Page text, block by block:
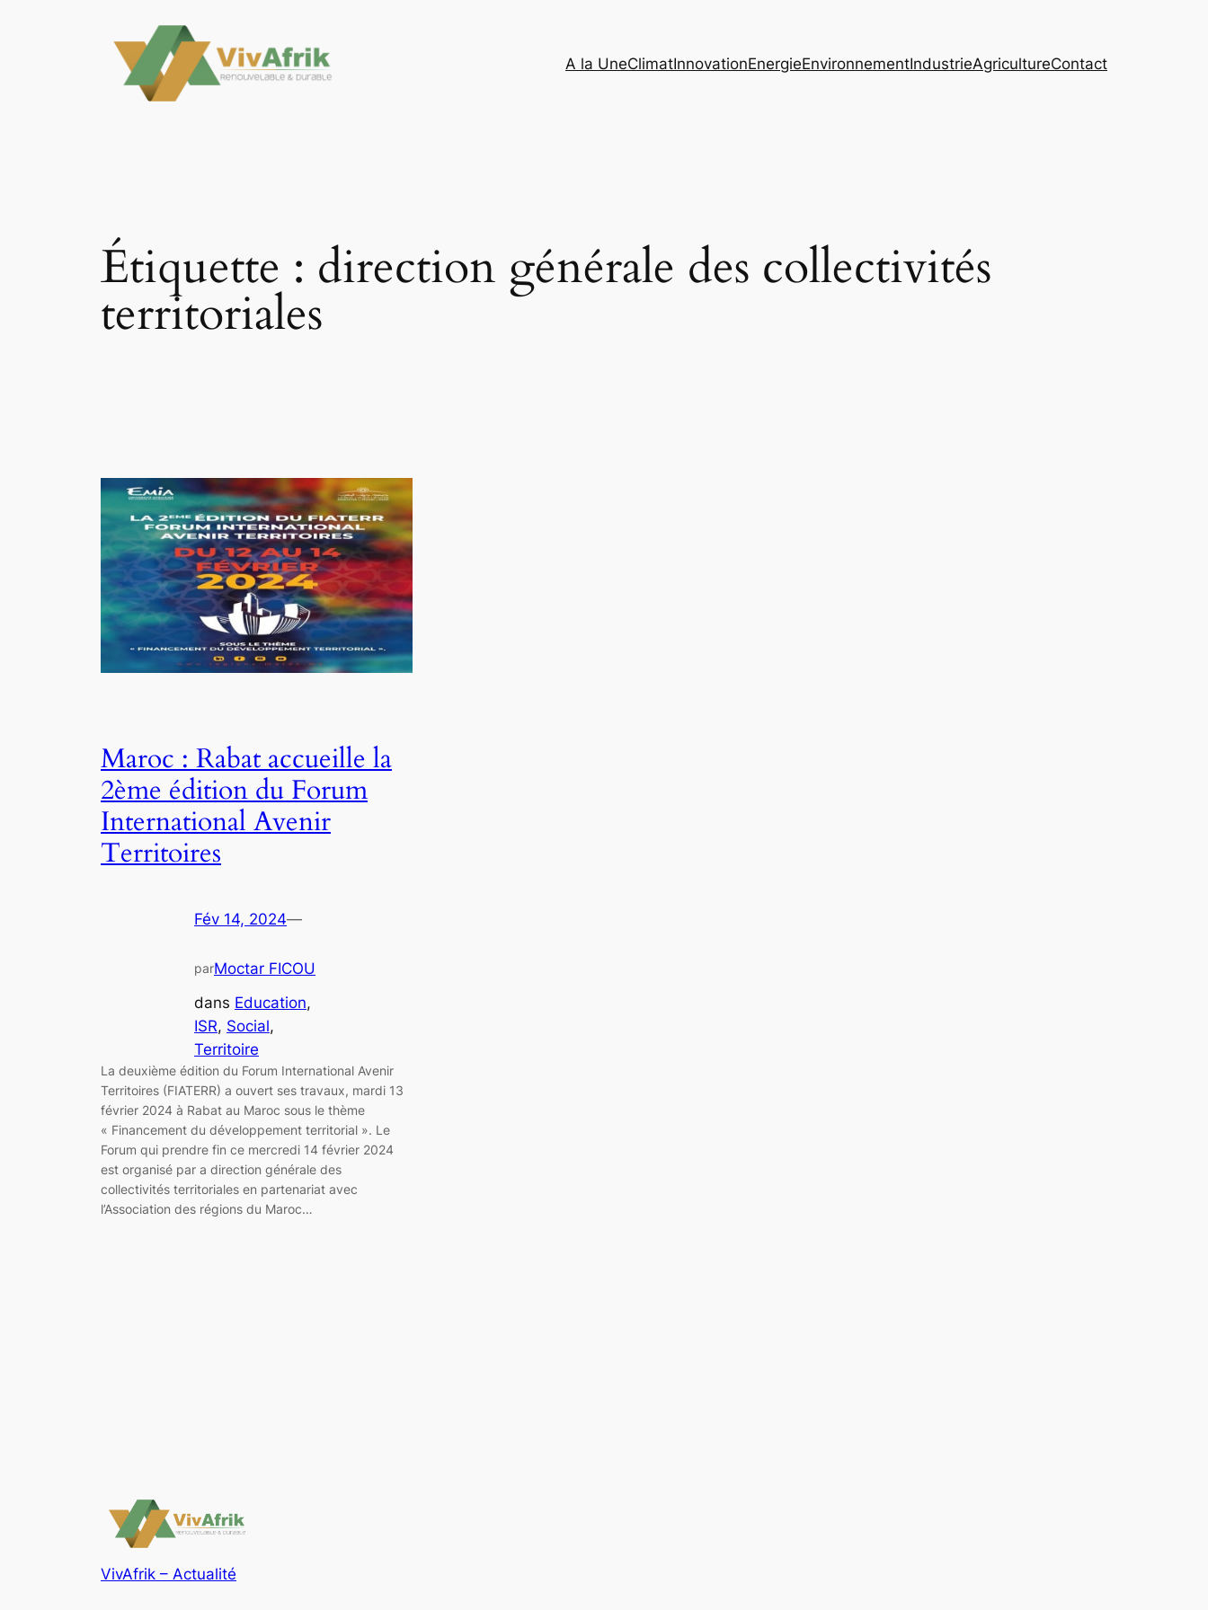
A la UneClimatInnovationEnergieEnvironnementIndustrieAgricultureContact
Étiquette : direction générale des collectivités
territoriales
Maroc : Rabat accueille la
2ème édition du Forum
International Avenir
Territoires
Fév 14, 2024—
parMoctar FICOU
dans Education
ISR, Social
Territoire
La deuxième édition du Forum International Avenir
Territoires (FIATERR) a ouvert ses travaux, mardi 13
février 2024 à Rabat au Maroc sous le thème
« Financement du développement territorial ». Le
Forum qui prendre fin ce mercredi 14 février 2024
est organisé par a direction générale des
collectivités territoriales en partenariat avec
l’Association des régions du Maroc…
VivAfrik – Actualité